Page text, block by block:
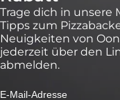
Trage dich in unsere
Tipps zum
Neuigkeiten von
jederzeit über den
abmelden.